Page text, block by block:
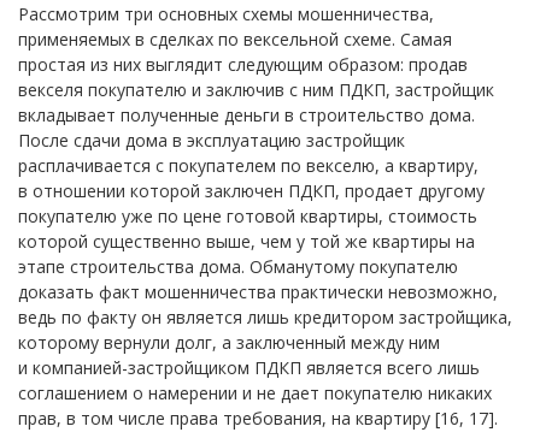
Рассмотрим три основных схемы мошенничества,
применяемых в сделках по вексельной схеме. Самая
простая из них выглядит следующим образом: продав
векселя покупателю и заключив с ним ПДКП, застройщик
вкладывает полученные деньги в строительство дома.
После сдачи дома в эксплуатацию застройщик
расплачивается с покупателем по векселю, а квартиру,
в отношении которой заключен ПДКП, продает другому
покупателю уже по цене готовой квартиры, стоимость
которой существенно выше, чем у той же квартиры на
этапе строительства дома. Обманутому покупателю
доказать факт мошенничества практически невозможно,
ведь по факту он является лишь кредитором застройщика,
которому вернули долг, а заключенный между ним
и компанией-застройщиком ПДКП является всего лишь
соглашением о намерении и не дает покупателю никаких
прав, в том числе права требования, на квартиру [16, 17].